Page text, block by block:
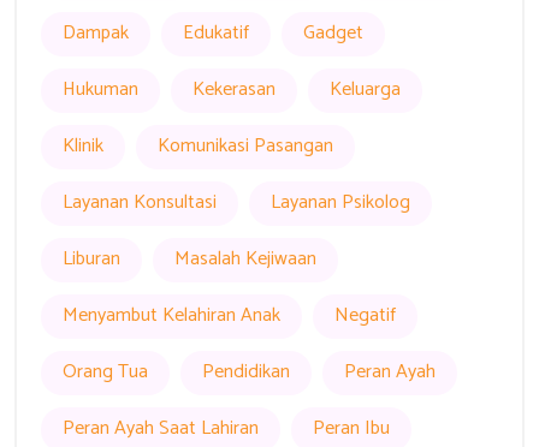
Dampak
Edukatif
Gadget
Hukuman
Kekerasan
Keluarga
Klinik
Komunikasi Pasangan
Layanan Konsultasi
Layanan Psikolog
Liburan
Masalah Kejiwaan
Menyambut Kelahiran Anak
Negatif
Orang Tua
Pendidikan
Peran Ayah
Peran Ayah Saat Lahiran
Peran Ibu